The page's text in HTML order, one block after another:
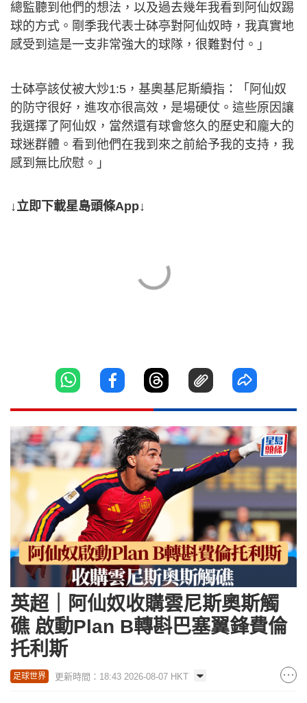
總監聽到他們的想法，以及過去幾年我看到阿仙奴踢
球的方式。剛季我代表士砵亭對阿仙奴時，我真實地
感受到這是一支非常強大的球隊，很難對付。」
士砵亭該仗被大炒1:5，基奧基尼斯續指：「阿仙奴
的防守很好，進攻亦很高效，是場硬仗。這些原因讓
我選擇了阿仙奴，當然還有球會悠久的歷史和龐大的
球迷群體。看到他們在我到來之前給予我的支持，我
感到無比欣慰。」
↓立即下載星島頭條App↓
英超｜阿仙奴收購雲尼斯奧斯觸
礁 啟動Plan B轉斟巴塞翼鋒費倫
托利斯
足球世界 更新時間：18:43 2026-08-07 HKT